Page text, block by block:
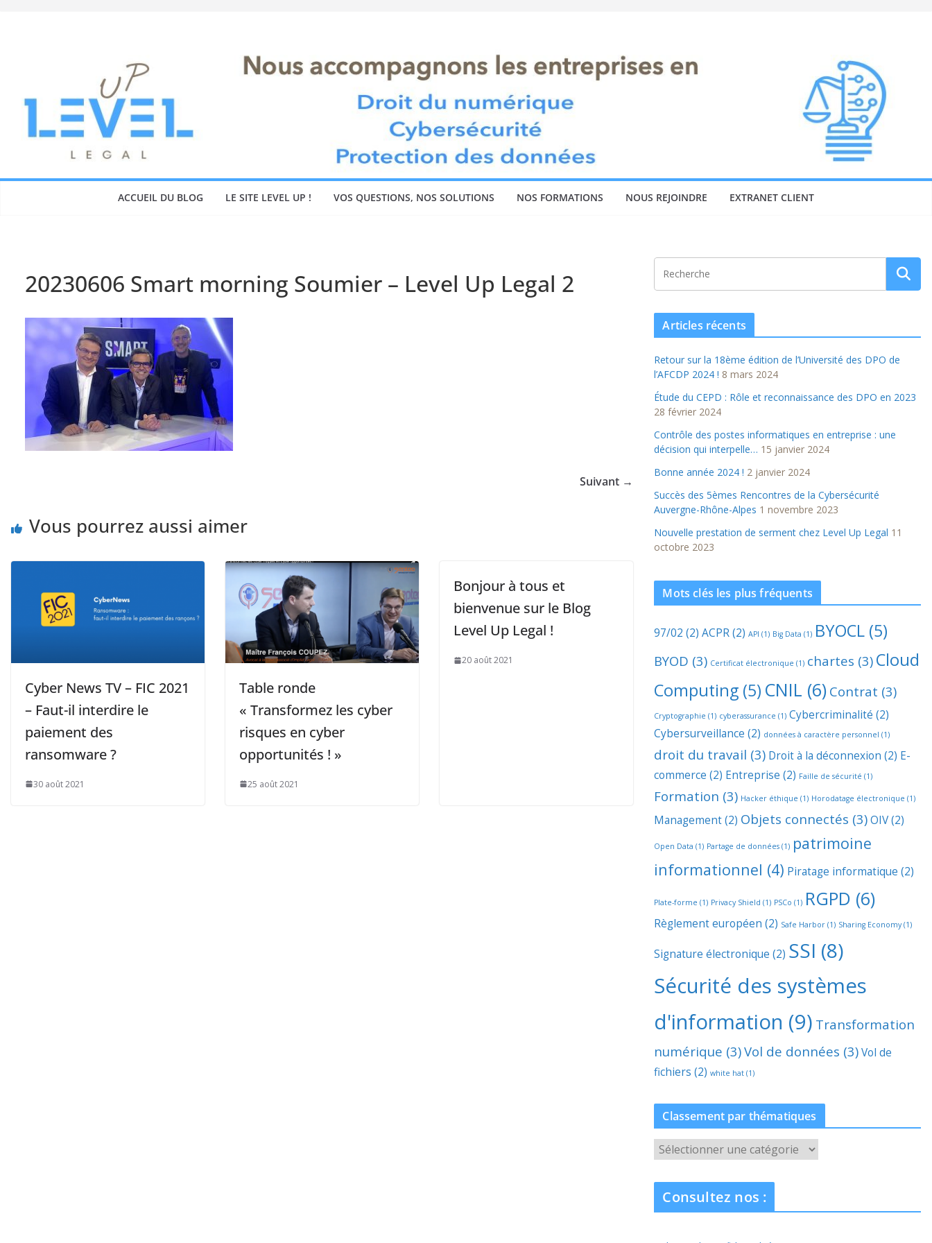
ACCUEIL DU BLOG LE SITE LEVEL UP ! VOS QUESTIONS, NOS SOLUTIONS NOS FORMATIONS NOUS REJOINDRE EXTRANET CLIENT
20230606 Smart morning Soumier – Level Up Legal 2
Suivant →
Vous pourrez aussi aimer
Cyber News TV – FIC 2021
– Faut-il interdire le
paiement des
ransomware ?
30 août 2021
Table ronde
« Transformez les cyber
risques en cyber
opportunités ! »
25 août 2021
Bonjour à tous et
bienvenue sur le Blog
Level Up Legal !
20 août 2021
Articles récents
Retour sur la 18ème édition de l’Université des DPO de
l’AFCDP 2024 ! 8 mars 2024
Étude du CEPD : Rôle et reconnaissance des DPO en 2023
28 février 2024
Contrôle des postes informatiques en entreprise : une
décision qui interpelle… 15 janvier 2024
Bonne année 2024 ! 2 janvier 2024
Succès des 5èmes Rencontres de la Cybersécurité
Auvergne-Rhône-Alpes 1 novembre 2023
Nouvelle prestation de serment chez Level Up Legal 11
octobre 2023
Mots clés les plus fréquents
97/02 (2) ACPR(2) API (1) Big Data (1) BYOCL (5)
BYOD (3) Certificat électronique (1) chartes (3) Cloud
Computing (5) CNIL (6) Contrat (3)
Cryptographie (1) cyberassurance (1) Cybercriminalité (2)
Cybersurveillance (2) données à caractère personnel (1)
droit du travail (3) Droit à la déconnexion (2) E-
commerce (2) Entreprise (2) Faille de sécurité (1)
Formation (3) Hacker éthique (1) Horodatage électronique (1)
Management(2) Objets connectés (3) OIV(2)
Open Data (1) Partage de données (1) patrimoine
informationnel (4) Piratage informatique (2)
Plate-forme (1) Privacy Shield (1) PSCo (1) RGPD (6)
Règlement européen (2) Safe Harbor (1) Sharing Economy(1)
Signature électronique (2) SSI (8)
Sécurité des systèmes
d'information (9) Transformation
numérique (3)Vol de données (3) Vol de
fichiers (2) white hat (1)
Classement par thématiques
C
l
a
s
Consultez nos :